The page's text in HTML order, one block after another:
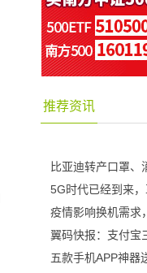
推荐资讯
比亚迪转产口罩、
5G时代已经到来
疫情影响换机需求
翼码快报：支付宝
五款手机APP神器